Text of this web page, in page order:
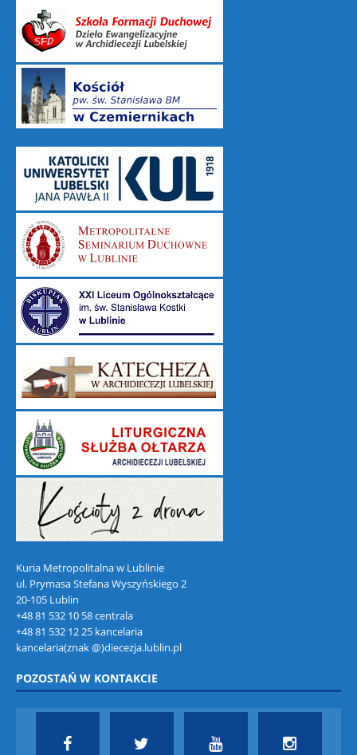
Kuria Metropolitalna w Lublinie
ul. Prymasa Stefana Wyszyńskiego 2
20-105 Lublin
+48 81 532 10 58 centrala
+48 81 532 12 25 kancelaria
kancelaria(znak @)diecezja.lublin.pl
POZOSTAŃ W KONTAKCIE